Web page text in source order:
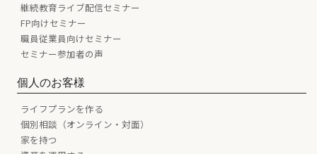
継続教育ライブ配信セミナー
FP向けセミナー
職員従業員向けセミナー
セミナー参加者の声
個人のお客様
ライフプランを作る
個別相談（オンライン・対面）
家を持つ